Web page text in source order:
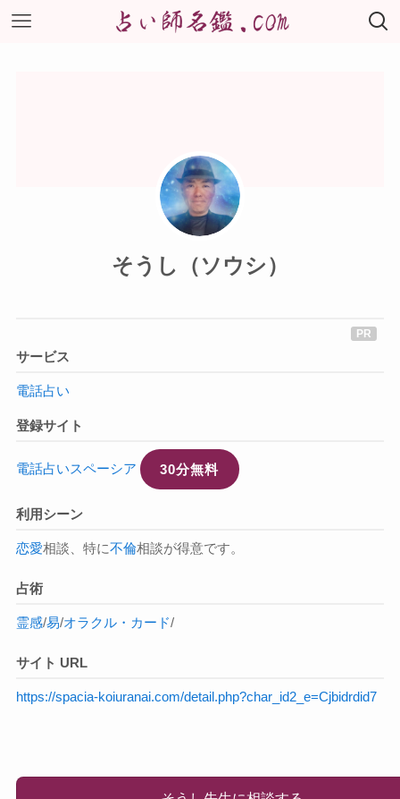
そうし（ソウシ）
サービス
電話占い
登録サイト
電話占いスペーシア 30分無料
利用シーン
恋愛相談、特に不倫相談が得意です。
占術
霊感/易/オラクル・カード/
サイト URL
https://spacia-koiuranai.com/detail.php?char_id2_e=Cjbidrdid7